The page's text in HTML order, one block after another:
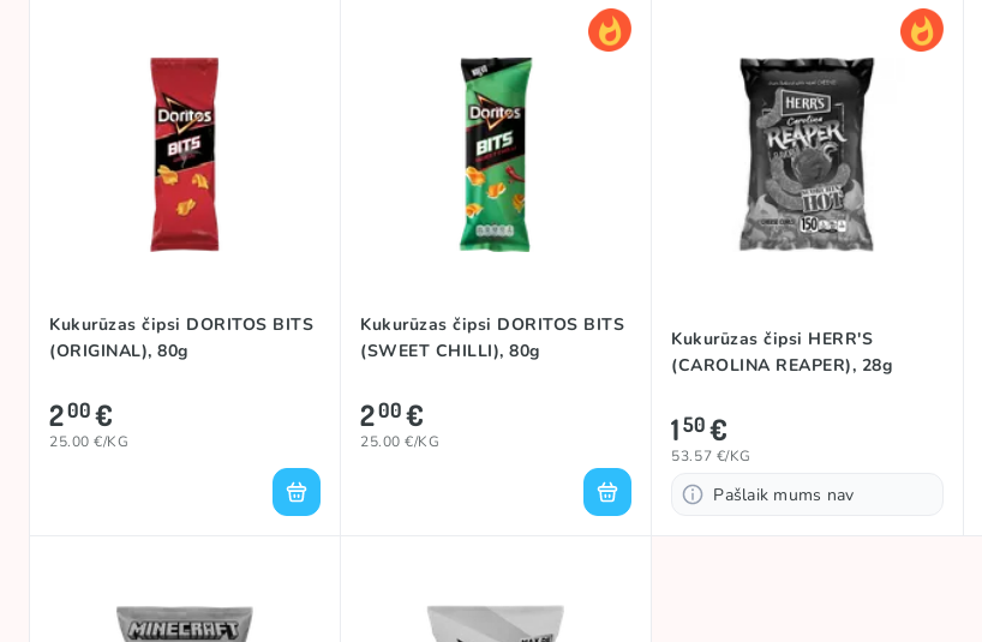
Kukurūzas čipsi DORITOS BITS
(ORIGINAL), 80g
200€
25.00 €/KG
Kukurūzas čipsi DORITOS BITS
(SWEET CHILLI), 80g
200€
25.00 €/KG
Kukurūzas čipsi HERR'S
(CAROLINA REAPER), 28g
150€
53.57 €/KG
Pašlaik mums nav